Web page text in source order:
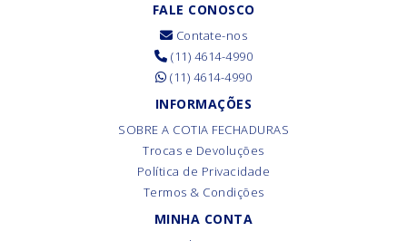
FALE CONOSCO
Contate-nos
(11) 4614-4990
(11) 4614-4990
INFORMAÇÕES
SOBRE A COTIA FECHADURAS
Trocas e Devoluções
Política de Privacidade
Termos & Condições
MINHA CONTA